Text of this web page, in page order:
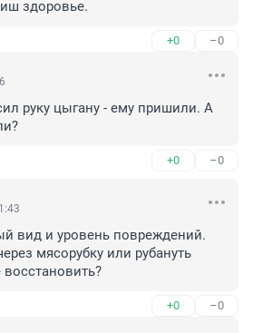
здоровье.
+0 –0
руку цыгану - ему пришили. А
+0 –0
вид и уровень повреждений.
мясорубку или рубануть
восстановить?
+0 –0